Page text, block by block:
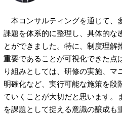
本コンサルティングを通じて、
課題を体系的に整理し、具体的な
とができました。特に、制度理解
重要であることが可視化できた点
り組みとしては、研修の実施、マ
明確化など、実行可能な施策を段
ていくことが大切だと思います。
を課題として捉える意識の醸成も